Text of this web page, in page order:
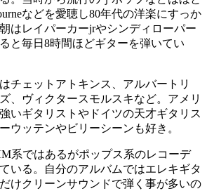
などを愛聴し80年代の洋楽にすっか
はレイパーカーjrやシンディローパー
と毎日8時間ほどギターを弾いてい
チェットアトキンス、アルバートリ
、ヴィクタースモルスキなど。アメリ
いギタリストやドイツの天才ギタリス
ウッテンやビリーシーンも好き。
系ではあるがポップス系のレコーデ
いる。自分のアルバムではエレキギタ
けクリーンサウンドで弾く事が多いの